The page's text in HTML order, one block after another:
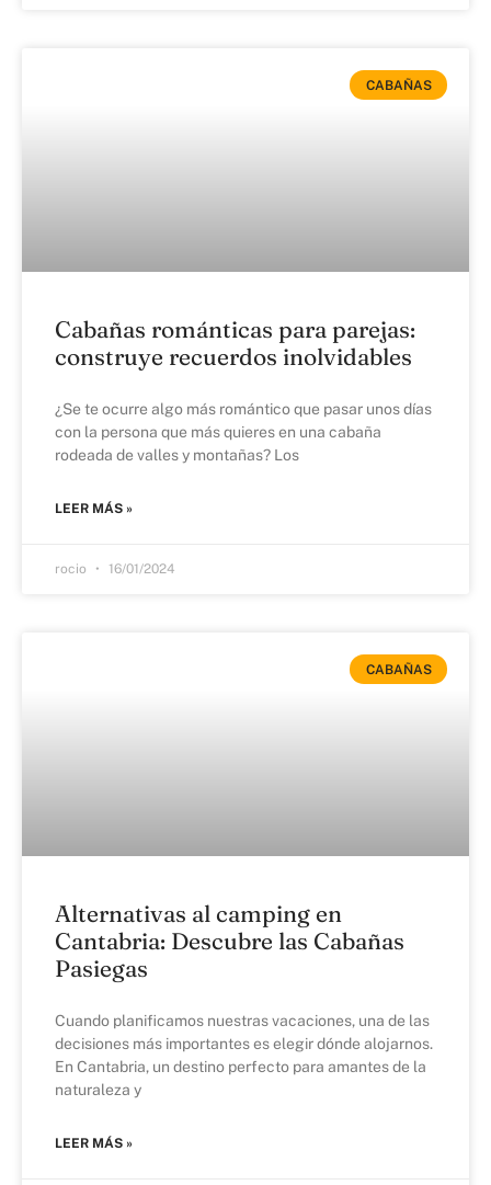
CABAÑAS
Cabañas románticas para parejas:
construye recuerdos inolvidables
¿Se te ocurre algo más romántico que pasar unos días
con la persona que más quieres en una cabaña
rodeada de valles y montañas? Los
LEER MÁS »
rocio 16/01/2024
CABAÑAS
Alternativas al camping en
Cantabria: Descubre las Cabañas
Pasiegas
Cuando planificamos nuestras vacaciones, una de las
decisiones más importantes es elegir dónde alojarnos.
En Cantabria, un destino perfecto para amantes de la
naturaleza y
LEER MÁS »